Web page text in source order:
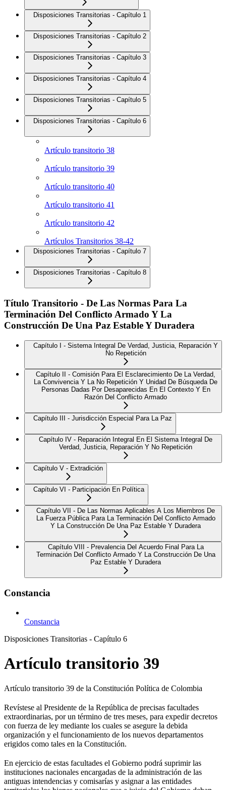
Disposiciones Transitorias - Capítulo 1
Disposiciones Transitorias - Capítulo 2
Disposiciones Transitorias - Capítulo 3
Disposiciones Transitorias - Capítulo 4
Disposiciones Transitorias - Capítulo 5
Disposiciones Transitorias - Capítulo 6
Artículo transitorio 38
Artículo transitorio 39
Artículo transitorio 40
Artículo transitorio 41
Artículo transitorio 42
Artículos Transitorios 38-42
Disposiciones Transitorias - Capítulo 7
Disposiciones Transitorias - Capítulo 8
Título Transitorio - De Las Normas Para La
Terminación Del Conflicto Armado Y La
Construcción De Una Paz Estable Y Duradera
Capítulo I - Sistema Integral De Verdad, Justicia, Reparación Y
No Repetición
Capítulo II - Comisión Para El Esclarecimiento De La Verdad,
La Convivencia Y La No Repetición Y Unidad De Búsqueda De
Personas Dadas Por Desaparecidas En El Contexto Y En
Razón Del Conflicto Armado
Capítulo III - Jurisdicción Especial Para La Paz
Capítulo IV - Reparación Integral En El Sistema Integral De
Verdad, Justicia, Reparación Y No Repetición
Capítulo V - Extradición
Capítulo VI - Participación En Política
Capítulo VII - De Las Normas Aplicables A Los Miembros De
La Fuerza Pública Para La Terminación Del Conflicto Armado
Y La Construcción De Una Paz Estable Y Duradera
Capítulo VIII - Prevalencia Del Acuerdo Final Para La
Terminación Del Conflicto Armado Y La Construcción De Una
Paz Estable Y Duradera
Constancia
Constancia
Disposiciones Transitorias - Capítulo 6
Artículo transitorio 39
Artículo transitorio 39 de la Constitución Política de Colombia
Revístese al Presidente de la República de precisas facultades
extraordinarias, por un término de tres meses, para expedir decretos
con fuerza de ley mediante los cuales se asegure la debida
organización y el funcionamiento de los nuevos departamentos
erigidos como tales en la Constitución.
En ejercicio de estas facultades el Gobierno podrá suprimir las
instituciones nacionales encargadas de la administración de las
antiguas intendencias y comisarías y asignar a las entidades